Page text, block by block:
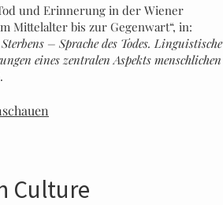
und Erinnerung in der Wiener
Mittelalter bis zur Gegenwart“, in:
Sterbens – Sprache des Todes. Linguistische
eines zentralen Aspekts menschlichen
Culture